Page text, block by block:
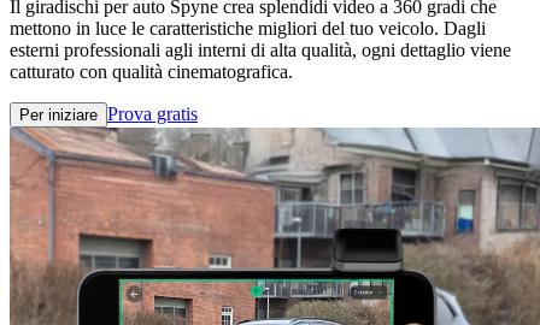
Il giradischi per auto Spyne crea splendidi video a 360 gradi che
mettono in luce le caratteristiche migliori del tuo veicolo. Dagli
esterni professionali agli interni di alta qualità, ogni dettaglio viene
catturato con qualità cinematografica.
Per iniziare Prova gratis